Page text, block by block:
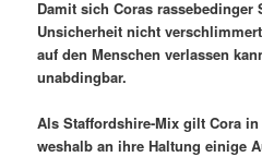
Damit sich Coras
Unsicherheit nicht
auf den Menschen verlassen
unabdingbar.
Als Staffordshire-Mix gilt Cora
weshalb an ihre Haltung einige